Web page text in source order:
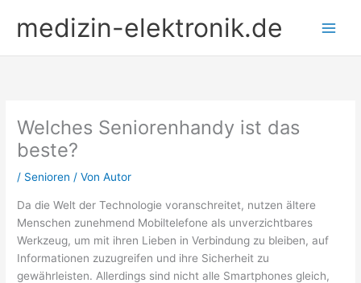
Inhaltmedizin-elektronik.de
Welches Seniorenhandy ist das
beste?
/ Senioren / VonAutor
Da die Welt der Technologie voranschreitet, nutzen ältere
Menschen zunehmend Mobiltelefone als unverzichtbares
Werkzeug, um mit ihren Lieben in Verbindung zu bleiben, auf
Informationen zuzugreifen und ihre Sicherheit zu
gewährleisten. Allerdings sind nicht alle Smartphones gleich,